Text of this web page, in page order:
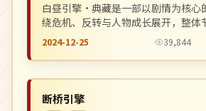
白昼引擎·典藏是一部以剧情为核心
绕危机、反转与人物成长展开，整体
推荐观看。
2024-12-25 39,844
中国
断桥引擎